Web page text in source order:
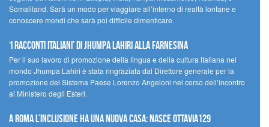
Somaliland. Sarà un modo per viaggiare all’interno di realtà lontane e
conoscere mondi che sarà poi difficile dimenticare.
‘I racconti italiani’ di Jhumpa Lahiri alla Farnesina
Per il suo lavoro di promozione della lingua e della cultura italiana nel
mondo Jhumpa Lahiri è stata ringraziata dal Direttore generale per la
promozione del Sistema Paese Lorenzo Angeloni nel corso dell’incontro
al Ministero degli Esteri.
A Roma l’inclusione ha una nuova casa: nasce Ottavia129